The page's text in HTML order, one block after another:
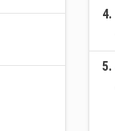
4.
5.